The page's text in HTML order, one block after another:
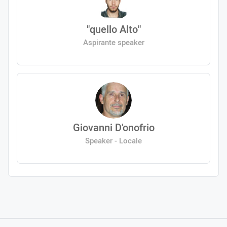
"quello Alto"
Aspirante speaker
Giovanni D'onofrio
Speaker - Locale